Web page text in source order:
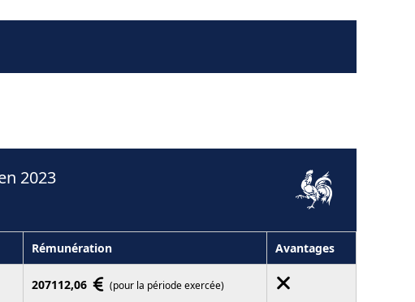
2023
Rémunération Avantages
207112,06 (pour la période exercée)